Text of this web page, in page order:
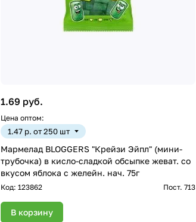
1.69 руб.
Цена оптом:
1.47 р. от 250 шт
Мармелад BLOGGERS "Крейзи Эйпл" (мини-
трубочка) в кисло-сладкой обсыпке жеват. со
вкусом яблока с желейн. нач. 75г
Код: 123862 Пост. 713
В корзину